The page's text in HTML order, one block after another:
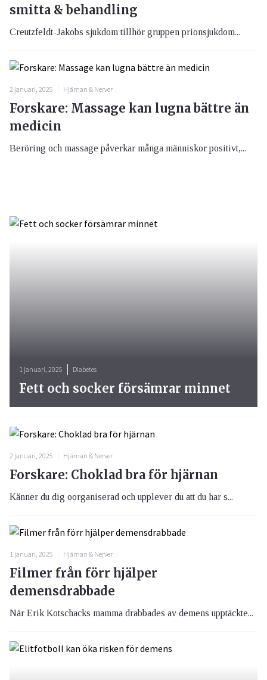
smitta & behandling
Creutzfeldt-Jakobs sjukdom tillhör gruppen prionsjukdom...
2 januari, 2025 Hjärnan & Nerver
Forskare: Massage kan lugna bättre än
medicin
Beröring och massage påverkar många människor positivt,...
2 januari, 2025 Hjärnan & Nerver
Forskare: Choklad bra för hjärnan
Känner du dig oorganiserad och upplever du att du har s...
1 januari, 2025 Hjärnan & Nerver
Filmer från förr hjälper
demensdrabbade
När Erik Kotschacks mamma drabbades av demens upptäckte...
1 januari, 2025 Diabetes
Fett och socker försämrar minnet